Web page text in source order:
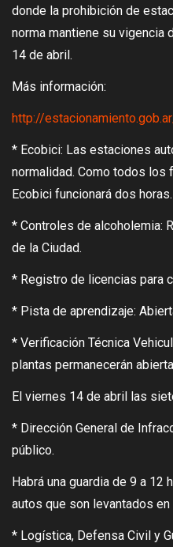
donde la prohibición de
norma mantiene su vigencia
14 de abril.
Más información:
http://
* Ecobici: Las estaciones
normalidad. Como todos los
Ecobici funcionará dos horas.
* Controles de alcoholemia:
de la Ciudad.
* Registro de licencias para
* Pista de aprendizaje:
* Verificación Técnica
plantas permanecerán
El viernes 14 de abril las
* Dirección General de
público.
Habrá una guardia de 9 a 12
autos que son levantados en
* Logística, Defensa Civil y